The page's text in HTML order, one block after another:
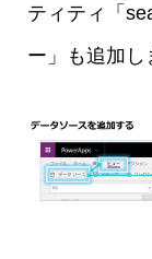
ティティ「
ー」も追加し